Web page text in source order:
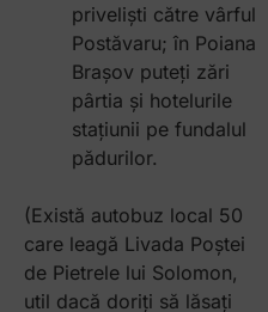
priveliști către vârful
Postăvaru; în Poiana
Brașov puteți zări
pârtia și hotelurile
stațiunii pe fundalul
pădurilor.
(Există autobuz local 50
care leagă Livada Poștei
de Pietrele lui Solomon,
util dacă doriți să lăsați